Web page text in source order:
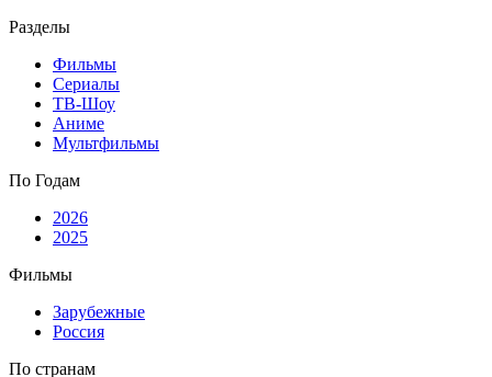
Разделы
Фильмы
Сериалы
ТВ-Шоу
Аниме
Мультфильмы
По Годам
2026
2025
Фильмы
Зарубежные
Россия
По странам